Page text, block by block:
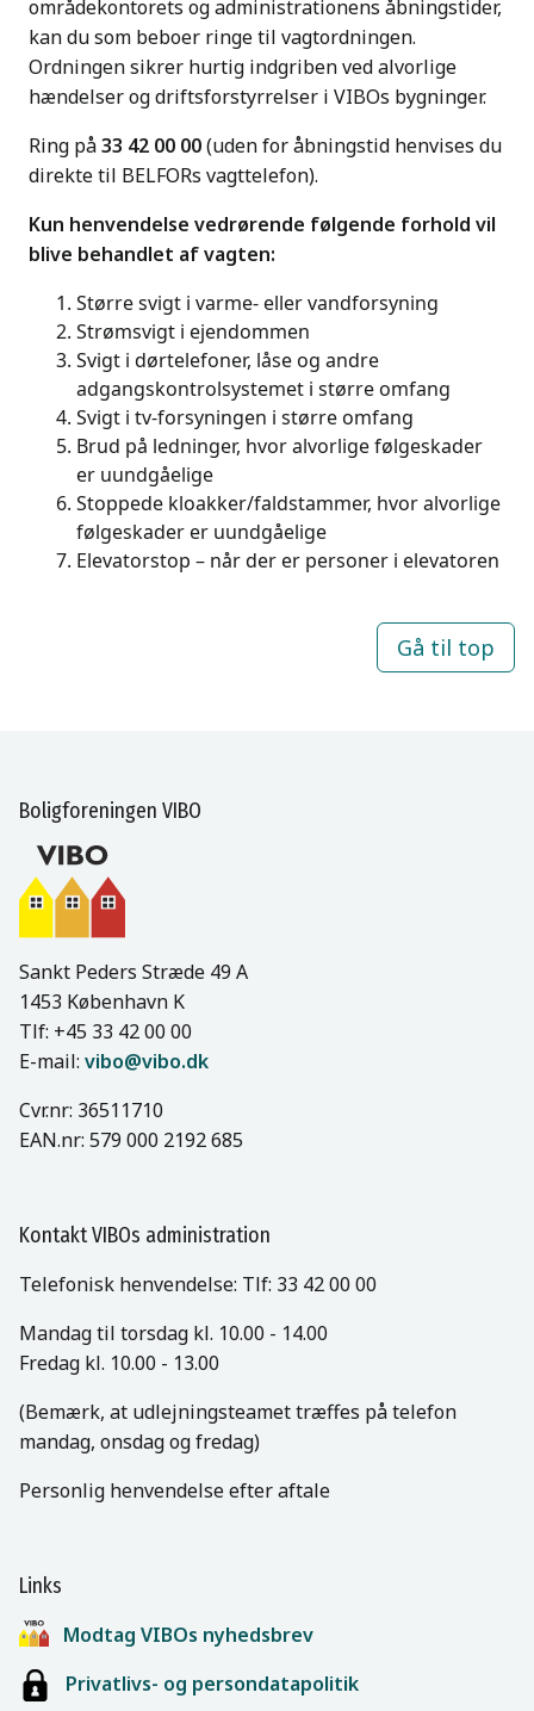
områdekontorets og administrationens åbningstider,
kan du som beboer ringe til vagtordningen.
Ordningen sikrer hurtig indgriben ved alvorlige
hændelser og driftsforstyrrelser i VIBOs bygninger.
Ring på33 42 00 00(uden for åbningstid henvises du
direkte til BELFORs vagttelefon).
Kun henvendelse vedrørende følgende forhold vil
blive behandlet af vagten:
Større svigt i varme- eller vandforsyning
Strømsvigt i ejendommen
Svigt i dørtelefoner, låse og andre
adgangskontrolsystemet i større omfang
Svigt i tv-forsyningen i større omfang
Brud på ledninger, hvor alvorlige følgeskader
er uundgåelige
Stoppede kloakker/faldstammer, hvor alvorlige
følgeskader er uundgåelige
Elevatorstop – når der er personer i elevatoren
Gå til top
Boligforeningen VIBO
Sankt Peders Stræde 49 A
1453 København K
Tlf: +45 33 42 00 00
E-mail: vibo@vibo.dk
Cvr.nr: 36511710
EAN.nr: 579 000 2192 685
Kontakt VIBOs administration
Telefonisk henvendelse: Tlf: 33 42 00 00
Mandag til torsdag kl. 10.00 - 14.00
Fredag kl. 10.00 - 13.00
(Bemærk, at udlejningsteamet træffes på telefon
mandag, onsdag og fredag)
Personlig henvendelse efter aftale
Links
Modtag VIBOs nyhedsbrev
Privatlivs- og persondatapolitik